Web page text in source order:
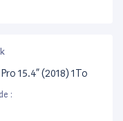
15.4” (2018) 1To
: